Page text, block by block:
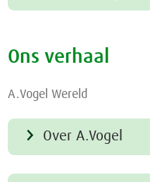
Ons verhaal
A.Vogel Wereld
Over A.Vogel